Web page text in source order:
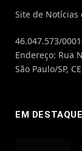
Site de Notícias
46.047.573/
Endereço: Rua
São Paulo/SP,
EM DESTAQUE